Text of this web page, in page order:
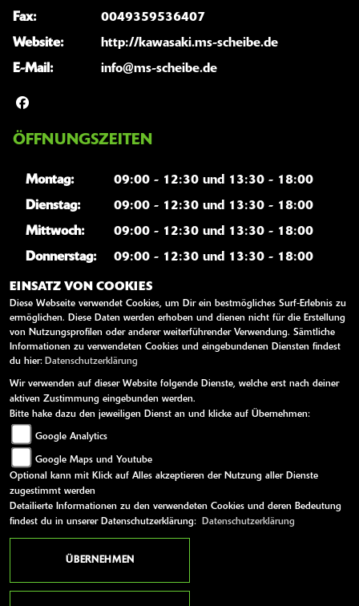
Fax:
0049359536407
Website:
http://kawasaki.ms-scheibe.de
E-Mail:
info@ms-scheibe.de
ÖFFNUNGSZEITEN
Montag:
09:00 - 12:30 und 13:30 - 18:00
Dienstag:
09:00 - 12:30 und 13:30 - 18:00
Mittwoch:
09:00 - 12:30 und 13:30 - 18:00
Donnerstag:
09:00 - 12:30 und 13:30 - 18:00
Freitag:
09:00 - 12:30 und 13:30 - 18:00
Samstag:
09:00 - 12:00
Sonntag:
geschlossen
WEITERE LINKS
Kawasaki News
Kawasaki Handbücher
Kawasaki Bekleidung
Kawasaki Merchandise
AGB Impressum Datenschutz Disclaimer
EINSATZ VON COOKIES
Diese Webseite verwendet Cookies, um Dir ein bestmögliches Surf-Erlebnis zu
ermöglichen. Diese Daten werden erhoben und dienen nicht für die Erstellung
von Nutzungsprofilen oder anderer weiterführender Verwendung. Sämtliche
Informationen zu verwendeten Cookies und eingebundenen Diensten findest
du hier: Datenschutzerklärung
Wir verwenden auf dieser Website folgende Dienste, welche erst nach deiner
aktiven Zustimmung eingebunden werden.
Bitte hake dazu den jeweiligen Dienst an und klicke auf Übernehmen:
Google Analytics
Google Maps und Youtube
Optional kann mit Klick auf Alles akzeptieren der Nutzung aller Dienste
zugestimmt werden
Detailierte Informationen zu den verwendeten Cookies und deren Bedeutung
findest du in unserer Datenschutzerklärung:
Datenschutzerklärung
ÜBERNEHMEN